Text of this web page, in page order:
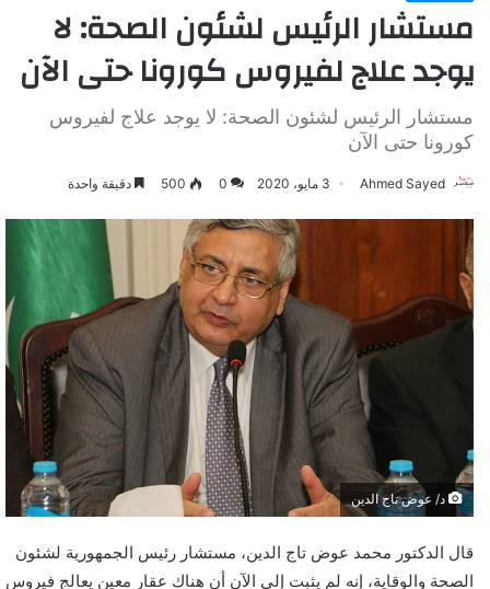
مستشار الرئيس لشئون الصحة: لا
يوجد علاج لفيروس كورونا حتى الآن
مستشار الرئيس لشئون الصحة: لا يوجد علاج لفيروس
كورونا حتى الآن
Ahmed Sayed 3 مايو، 2020 0
500 دقيقة واحدة
د/ عوض تاج الدين
قال الدكتور محمد عوض تاج الدين، مستشار رئيس الجمهورية لشئون
الصحة والوقاية، إنه لم يثبت إلى الآن أن هناك عقار معين يعالج فيروس